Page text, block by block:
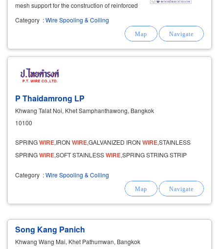
mesh support for the construction of reinforced
concrete products. pipe band. pond. concrete
wire
Category :Wire Spooling & Coiling
P Thaidamrong LP
Khwang Talat Noi, Khet Samphanthawong, Bangkok
10100
SPRINGWIRE,IRON WIRE,GALVANIZED IRON WIRE,STAINLESS
SPRINGWIRE,SOFT STAINLESSWIRE,SPRING STRING STRIP
Category :Wire Spooling & Coiling
Song Kang Panich
Khwang Wang Mai, Khet Pathumwan, Bangkok